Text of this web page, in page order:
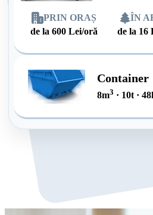
PRIN ORAȘ
de la600 Lei/oră
ÎN
de la 16
Container
8m3 · 10t · 48